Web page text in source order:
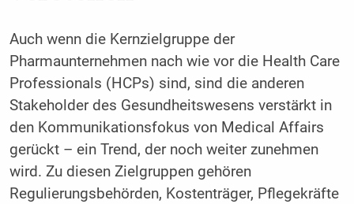
Auch wenn die Kernzielgruppe der
Pharmaunternehmen nach wie vor die Health Care
Professionals (HCPs) sind, sind die anderen
Stakeholder des Gesundheitswesens verstärkt in
den Kommunikationsfokus von Medical Affairs
gerückt – ein Trend, der noch weiter zunehmen
wird. Zu diesen Zielgruppen gehören
Regulierungsbehörden, Kostenträger, Pflegekräfte